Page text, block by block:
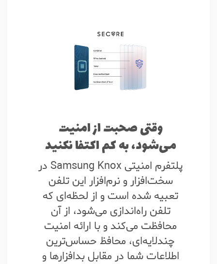
وقتی صحبت از امنیت
می‌شود، به کم اکتفا نکنید
پلتفرم امنیتی Samsung Knox در
سخت‌افزار و نرم‌افزار این تلفن
تعبیه شده است و از لحظه‌ای که
تلفن راه‌اندازی می‌شود، از آن
محافظت می‌کند و با ارائه امنیت
چندلایه‌ای، محافظ حساس‌ترین
اطلاعات شما در مقابل بدافزارها و